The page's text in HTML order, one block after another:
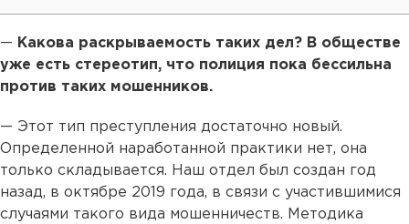
— Какова раскрываемость таких дел? В обществе
уже есть стереотип, что полиция пока бессильна
против таких мошенников.
— Этот тип преступления достаточно новый.
Определенной наработанной практики нет, она
только складывается. Наш отдел был создан год
назад, в октябре 2019 года, в связи с участившимися
случаями такого вида мошенничеств. Методика